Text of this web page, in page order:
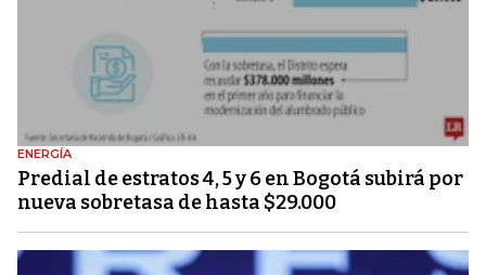
ENERGÍA
Predial de estratos 4, 5 y 6 en Bogotá subirá por
nueva sobretasa de hasta $29.000